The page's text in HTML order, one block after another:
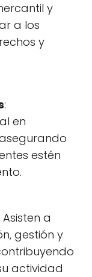
y
a los
y
:
en
estén
Asisten a
gestión y
actividad